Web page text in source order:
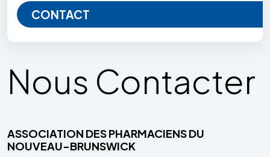
CONTACT
Nous Contacter
ASSOCIATION DES PHARMACIENS DU
NOUVEAU-BRUNSWICK